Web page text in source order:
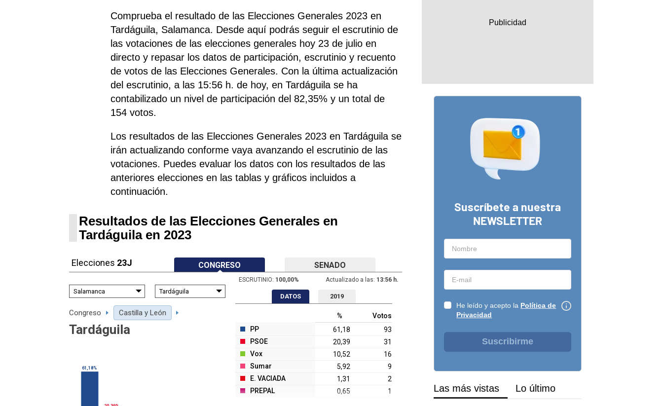
Comprueba el resultado de las Elecciones Generales 2023 en
Tardáguila, Salamanca. Desde aquí podrás seguir el escrutinio de
las votaciones de las elecciones generales hoy 23 de julio en
directo y repasar los datos de participación, escrutinio y recuento
de votos de las Elecciones Generales. Con la última actualización
del escrutinio, a las 15:56 h. de hoy, en Tardáguila se ha
contabilizado un nivel de participación del 82,35% y un total de
154 votos.
Los resultados de las Elecciones Generales 2023 en Tardáguila se
irán actualizando conforme vaya avanzando el escrutinio de las
votaciones. Puedes evaluar los datos con los resultados de las
anteriores elecciones en las tablas y gráficos incluidos a
continuación.
Resultados de las Elecciones Generales en
Tardáguila en 2023
Elecciones 23J CONGRESO SENADO
ESCRUTINIO: 100,00% Actualizado a las: 13:56 h.
Congreso Castilla y León
Tardáguila
61,18%
DATOS 2019
%
Votos
PP
61,18
93
PSOE
20,39
31
Vox
10,52
16
Sumar
5,92
9
E. VACIADA
1,31
2
PREPAL
0,65 1
Suscríbete a nuestra
NEWSLETTER
He leído y acepto la Política de
Privacidad
Suscribirme
Las más vistas Lo último